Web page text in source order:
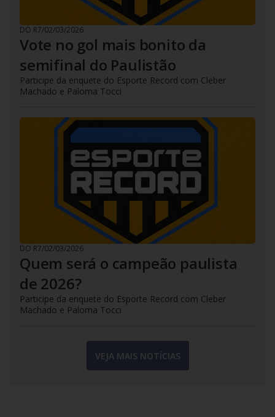
DO R7/02/03/2026
Vote no gol mais bonito da
semifinal do Paulistão
Participe da enquete do Esporte Record com Cleber
Machado e Paloma Tocci
DO R7/02/03/2026
Quem será o campeão paulista
de 2026?
Participe da enquete do Esporte Record com Cleber
Machado e Paloma Tocci
VEJA MAIS NOTÍCIAS